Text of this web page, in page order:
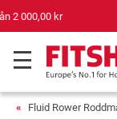
Fluid Rower